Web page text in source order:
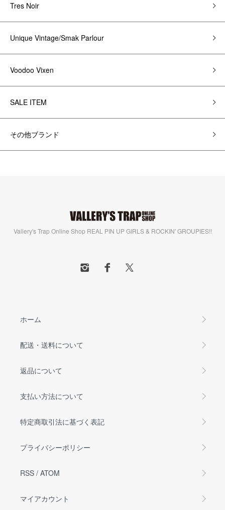
Tres Noir
Unique Vintage/Smak Parlour
Voodoo Vixen
SALE ITEM
その他ブランド
Vallery's Trap Online Shop REAL PIN UP GIRLS & ROCKIN' GROUPIES!!
ホーム
配送・送料について
返品について
支払い方法について
特定商取引法に基づく表記
プライバシーポリシー
RSS / ATOM
マイアカウント